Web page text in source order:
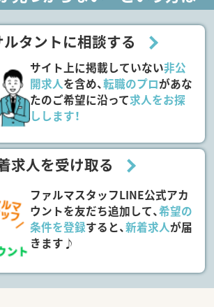
ルタントに相談する
サイト上に掲載していない非公
開求人を含め、転職のプロがあな
たのご希望に沿って求人をお探
しします！
求人を受け取る
ファルマスタッフLINE公式アカ
ウントを友だち追加して、希望の
条件を登録すると、新着求人が届
きます♪